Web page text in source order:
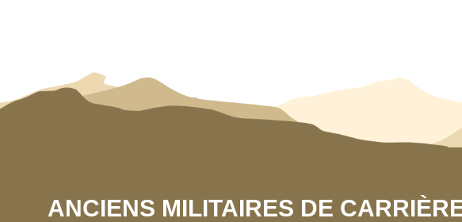
ANCIENS MILITAIRES DE